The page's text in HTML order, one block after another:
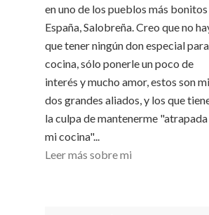
en uno de los pueblos más
España, Salobreña. Creo que no
que tener ningún don especial
cocina, sólo ponerle un poco de
interés y mucho amor, estos son
dos grandes aliados, y los que
la culpa de mantenerme "atrapada
mi cocina"...
Leer más sobre mi